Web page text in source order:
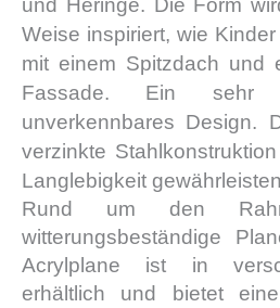
und Heringe. Die Form
Weise inspiriert, wie
mit einem Spitzdach und
Fassade. Ein sehr
unverkennbares Design.
verzinkte
Langlebigkeit
Rund um den
witterungsbeständige
Acrylplane ist in
erhältlich und bietet